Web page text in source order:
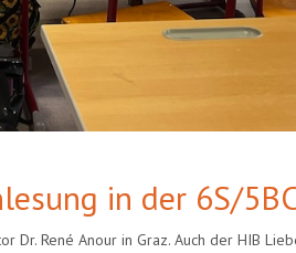
in der 6S/
Dr. René Anour in Graz. Auch der HIB